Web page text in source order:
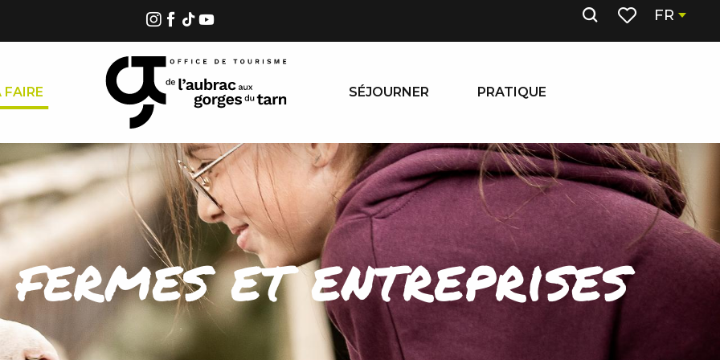
Recherche
FR
FAIRE SÉJOURNER PRATIQUE
fermes et entreprises